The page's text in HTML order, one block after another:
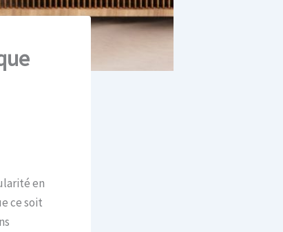
en
ce soit